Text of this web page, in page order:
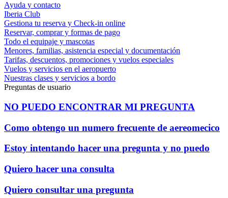
Ayuda y contacto
Iberia Club
Gestiona tu reserva y Check-in online
Reservar, comprar y formas de pago
Todo el equipaje y mascotas
Menores, familias, asistencia especial y documentación
Tarifas, descuentos, promociones y vuelos especiales
Vuelos y servicios en el aeropuerto
Nuestras clases y servicios a bordo
Preguntas de usuario
NO PUEDO ENCONTRAR MI PREGUNTA
Como obtengo un numero frecuente de aereomecico
Estoy intentando hacer una pregunta y no puedo
Quiero hacer una consulta
Quiero consultar una pregunta